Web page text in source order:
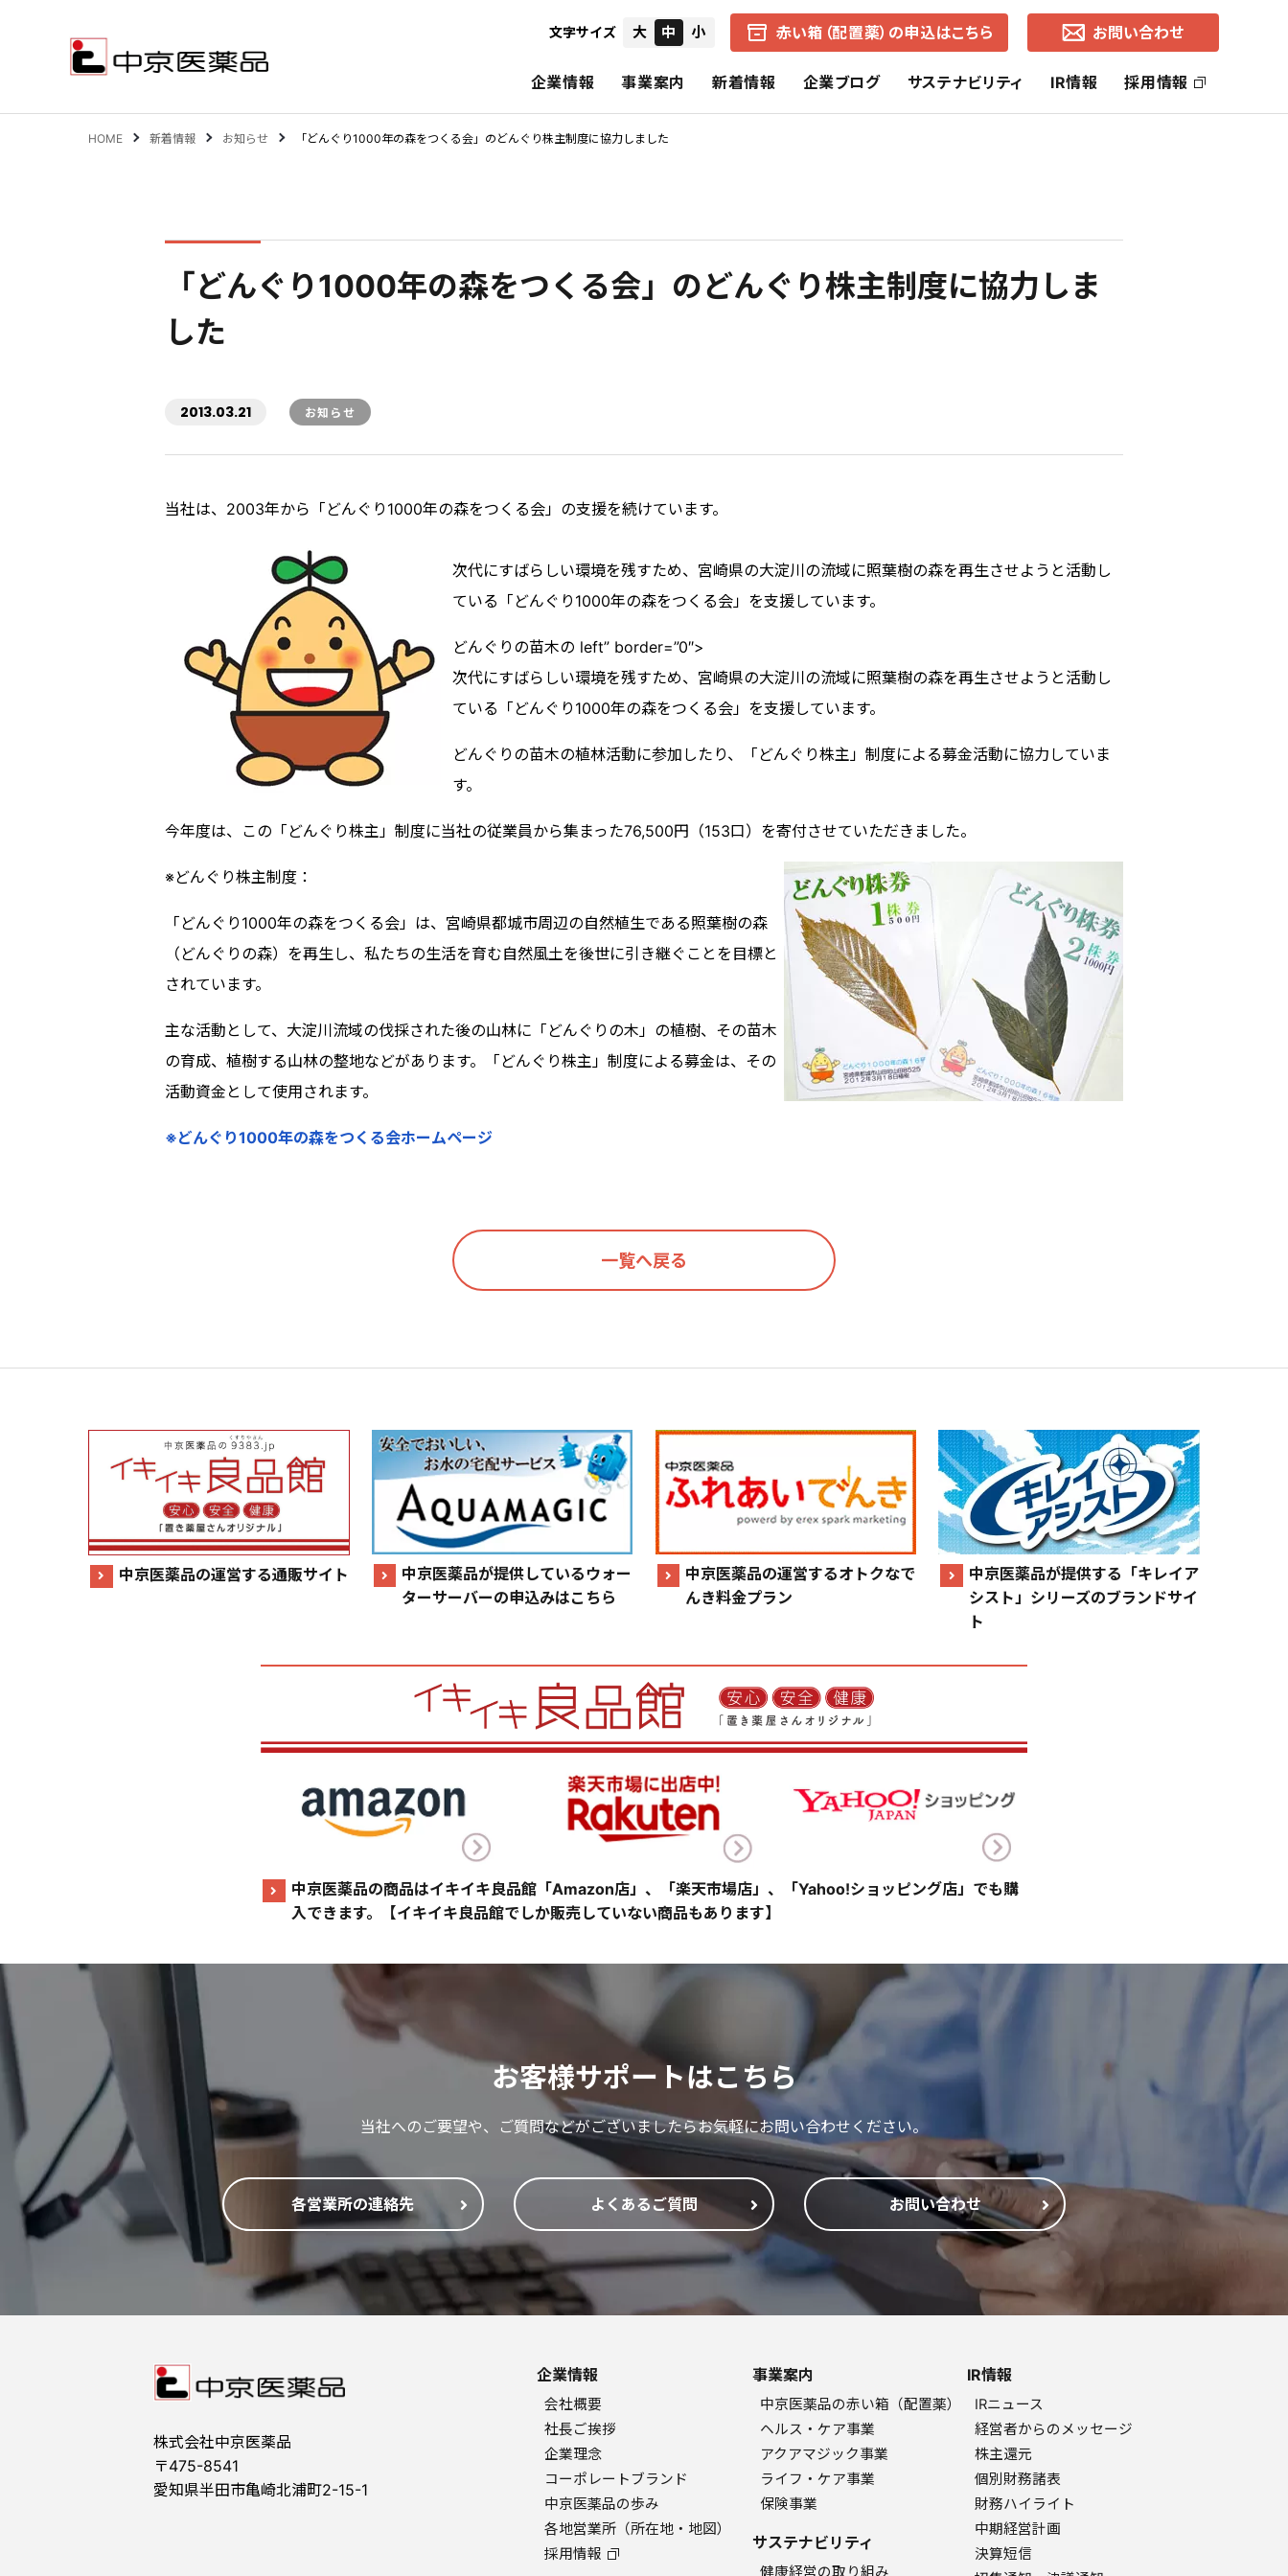
文字サイズ 大 中 小 赤い箱（配置薬）の申込はこちら お問い合わせ
企業情報
企業情報 中京医薬品の歩み 各地営業所（所在地・地図）
事業案内
保険事業
新着情報 企業ブログ サステナビリティ
CSRの理念 基本的CSR 事業的CSR 選択的CSR
IR情報
IR情報 決算短信 招集通知・決議通知 有価証券報告書
採用情報
HOME 新着情報 お知らせ 「どんぐり1000年の森をつくる会」のどんぐり株主制度に協力しました
「どんぐり1000年の森をつくる会」のどんぐり株主制度に協力しま
した
2013.03.21 お知らせ
当社は、2003年から「どんぐり1000年の森をつくる会」の支援を続けています。
次代にすばらしい環境を残すため、宮崎県の大淀川の流域に照葉樹の森を再生させようと活動し
ている「どんぐり1000年の森をつくる会」を支援しています。
どんぐりの苗木の left” border=”0″>
次代にすばらしい環境を残すため、宮崎県の大淀川の流域に照葉樹の森を再生させようと活動し
ている「どんぐり1000年の森をつくる会」を支援しています。
どんぐりの苗木の植林活動に参加したり、「どんぐり株主」制度による募金活動に協力していま
す。
今年度は、この「どんぐり株主」制度に当社の従業員から集まった76,500円（153口）を寄付させていただきました。
※どんぐり株主制度：
「どんぐり1000年の森をつくる会」は、宮崎県都城市周辺の自然植生である照葉樹の森
（どんぐりの森）を再生し、私たちの生活を育む自然風土を後世に引き継ぐことを目標と
されています。
主な活動として、大淀川流域の伐採された後の山林に「どんぐりの木」の植樹、その苗木
の育成、植樹する山林の整地などがあります。「どんぐり株主」制度による募金は、その
活動資金として使用されます。
※どんぐり1000年の森をつくる会ホームページ
一覧へ戻る
中京医薬品の運営する通販サイト
中京医薬品が提供しているウォー
ターサーバーの申込みはこちら
中京医薬品の運営するオトクなで
んき料金プラン
中京医薬品が提供する「キレイア
シスト」シリーズのブランドサイ
ト
中京医薬品の商品はイキイキ良品館「Amazon店」、「楽天市場店」、「Yahoo!ショッピング店」でも購
入できます。【イキイキ良品館でしか販売していない商品もあります】
お客様サポートはこちら
当社へのご要望や、ご質問などがございましたらお気軽にお問い合わせください。
各営業所の連絡先 よくあるご質問 お問い合わせ
株式会社中京医薬品
〒475-8541
愛知県半田市亀崎北浦町2-15-1
企業情報
会社概要
社長ご挨拶
企業理念
コーポレートブランド
中京医薬品の歩み
各地営業所（所在地・地図）
採用情報
事業案内
中京医薬品の赤い箱（配置薬）
ヘルス・ケア事業
アクアマジック事業
ライフ・ケア事業
保険事業
サステナビリティ
健康経営の取り組み
IR情報
IRニュース
経営者からのメッセージ
株主還元
個別財務諸表
財務ハイライト
中期経営計画
決算短信